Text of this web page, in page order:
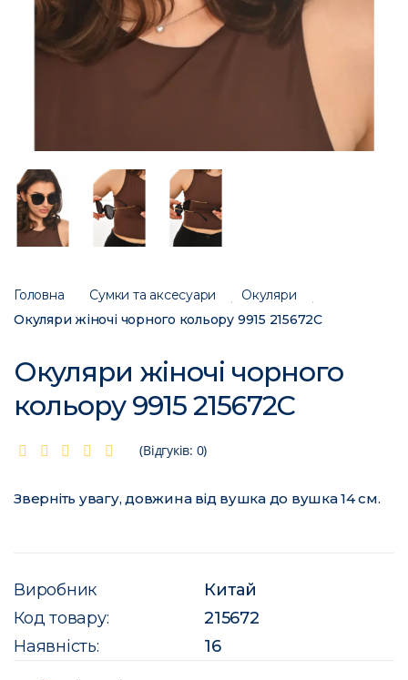
Головна Сумки та аксесуари
Окуляри
Окуляри жіночі чорного кольору 9915 215672C
Окуляри жіночі чорного
кольору 9915 215672C
(Відгуків: 0)
Зверніть увагу, довжина від вушка до вушка 14 см.
Виробник
Китай
Код товару:
215672
Наявність:
16